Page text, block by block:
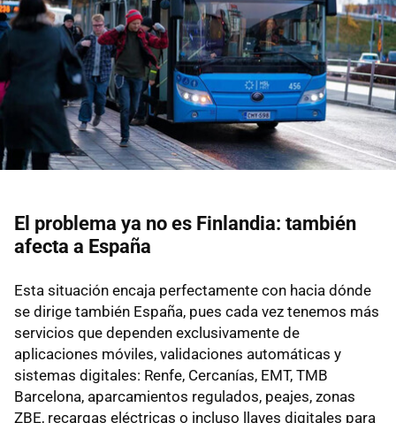
El problema ya no es Finlandia: también
afecta a España
Esta situación encaja perfectamente con hacia dónde
se dirige también España, pues cada vez tenemos más
servicios que dependen exclusivamente de
aplicaciones móviles, validaciones automáticas y
sistemas digitales: Renfe, Cercanías, EMT, TMB
Barcelona, aparcamientos regulados, peajes, zonas
ZBE, recargas eléctricas o incluso llaves digitales para